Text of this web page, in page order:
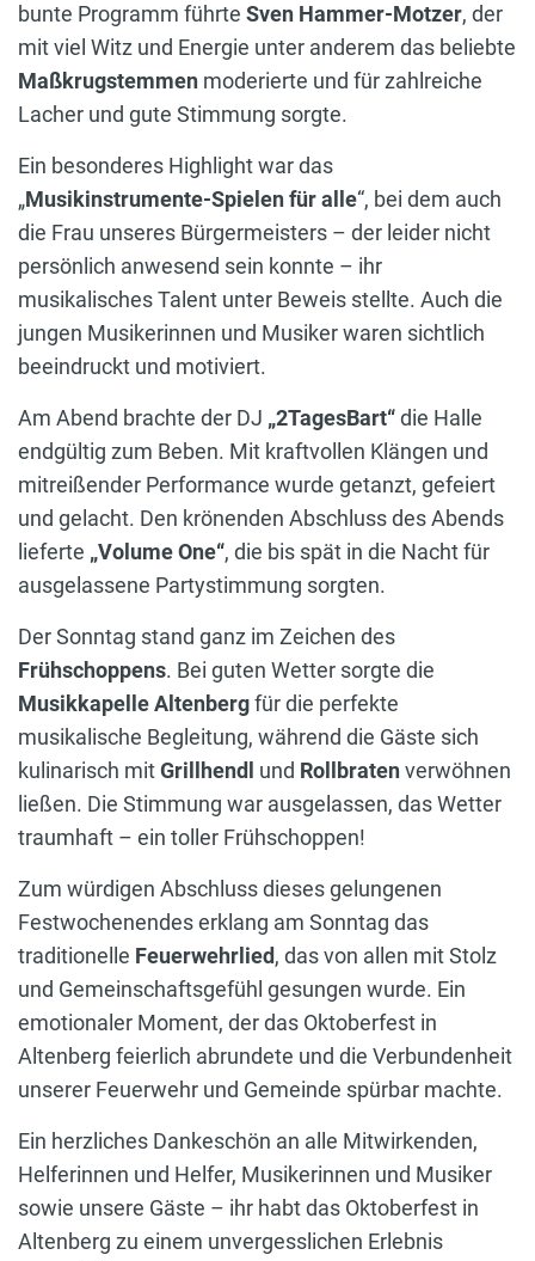
bunte Programm führte Sven Hammer-Motzer, der
mit viel Witz und Energie unter anderem das beliebte
Maßkrugstemmen moderierte und für zahlreiche
Lacher und gute Stimmung sorgte.
Ein besonderes Highlight war das
„Musikinstrumente-Spielen für alle“, bei dem auch
die Frau unseres Bürgermeisters – der leider nicht
persönlich anwesend sein konnte – ihr
musikalisches Talent unter Beweis stellte. Auch die
jungen Musikerinnen und Musiker waren sichtlich
beeindruckt und motiviert.
Am Abend brachte der DJ „2TagesBart“die Halle
endgültig zum Beben. Mit kraftvollen Klängen und
mitreißender Performance wurde getanzt, gefeiert
und gelacht. Den krönenden Abschluss des Abends
lieferte „Volume One“, die bis spät in die Nacht für
ausgelassene Partystimmung sorgten.
Der Sonntag stand ganz im Zeichen des
Frühschoppens. Bei guten Wetter sorgte die
Musikkapelle Altenbergfür die perfekte
musikalische Begleitung, während die Gäste sich
kulinarisch mitGrillhendl und Rollbratenverwöhnen
ließen. Die Stimmung war ausgelassen, das Wetter
traumhaft – ein toller Frühschoppen!
Zum würdigen Abschluss dieses gelungenen
Festwochenendes erklang am Sonntag das
traditionelle Feuerwehrlied, das von allen mit Stolz
und Gemeinschaftsgefühl gesungen wurde. Ein
emotionaler Moment, der das Oktoberfest in
Altenberg feierlich abrundete und die Verbundenheit
unserer Feuerwehr und Gemeinde spürbar machte.
Ein herzliches Dankeschön an alle Mitwirkenden,
Helferinnen und Helfer, Musikerinnen und Musiker
sowie unsere Gäste – ihr habt das Oktoberfest in
Altenberg zu einem unvergesslichen Erlebnis